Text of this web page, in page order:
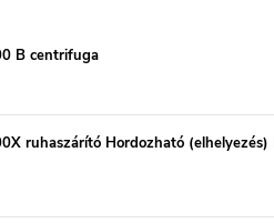
B centrifuga
ruhaszárító Hordozható